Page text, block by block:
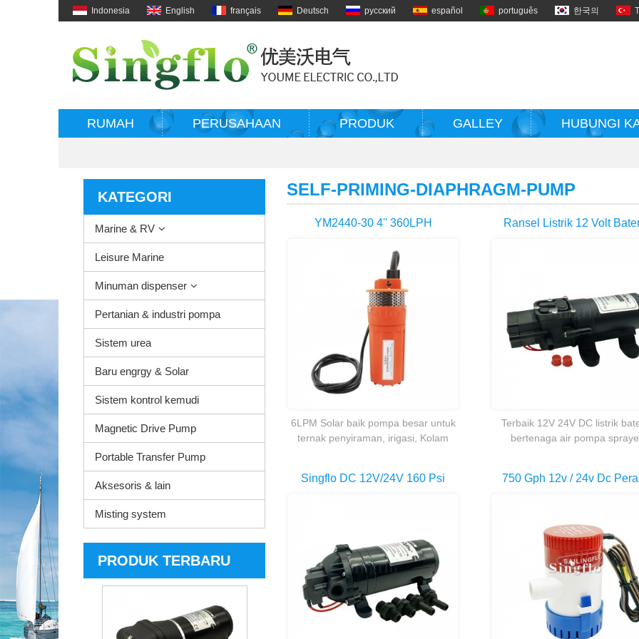
Indonesia English français Deutsch русский español português 한국의
RUMAH PERUSAHAAN PRODUK GALLEY HUBUNGI
KATEGORI
Marine & RV
Leisure Marine
Minuman dispenser
Pertanian & industri pompa
Sistem urea
Baru engrgy & Solar
Sistem kontrol kemudi
Magnetic Drive Pump
Portable Transfer Pump
Aksesoris & lain
Misting system
PRODUK TERBARU
SELF-PRIMING-DIAPHRAGM-PUMP
YM2440-30 4'' 360LPH
Powered Pompa Air
6LPM Solar baik pompa besar untuk
ternak penyiraman, irigasi, Kolam
Ransel Listrik 12 Volt
Terbaik 12V 24V DC listrik
bertenaga air pompa
Singflo DC 12V/24V 160 Psi
750 Gph 12v / 24v Dc
Air